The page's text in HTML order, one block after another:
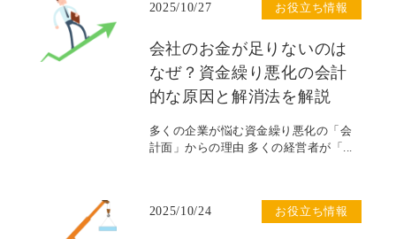
お役立ち情報
2025/10/27
会社のお金が足りないのは
なぜ？資金繰り悪化の会計
的な原因と解消法を解説
多くの企業が悩む資金繰り悪化の「会
計面」からの理由 多くの経営者が「...
お役立ち情報
2025/10/24